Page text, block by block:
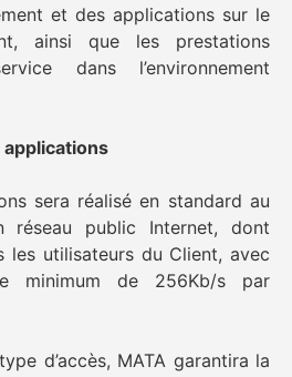
et des applications sur le
ainsi que les prestations
dans l’environnement
applications
sera réalisé en standard au
réseau public Internet, dont
les utilisateurs du Client, avec
minimum de 256Kb/s par
d’accès, MATA garantira la